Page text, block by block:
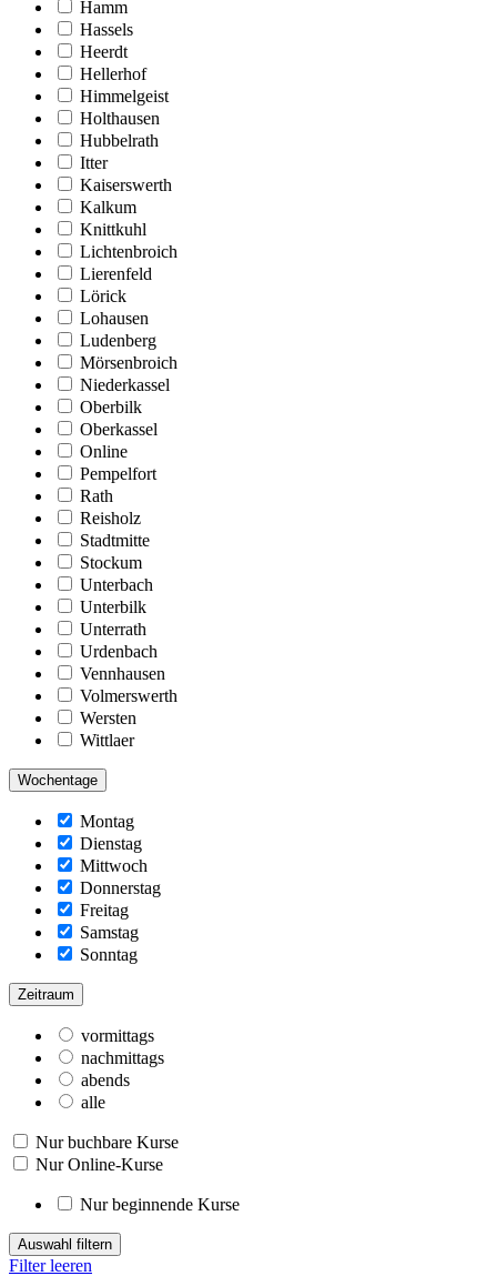
Hamm
Hassels
Heerdt
Hellerhof
Himmelgeist
Holthausen
Hubbelrath
Itter
Kaiserswerth
Kalkum
Knittkuhl
Lichtenbroich
Lierenfeld
Lörick
Lohausen
Ludenberg
Mörsenbroich
Niederkassel
Oberbilk
Oberkassel
Online
Pempelfort
Rath
Reisholz
Stadtmitte
Stockum
Unterbach
Unterbilk
Unterrath
Urdenbach
Vennhausen
Volmerswerth
Wersten
Wittlaer
Wochentage
Montag
Dienstag
Mittwoch
Donnerstag
Freitag
Samstag
Sonntag
Zeitraum
vormittags
nachmittags
abends
alle
Nur buchbare Kurse
Nur Online-Kurse
Nur beginnende Kurse
Auswahl filtern
Filter leeren